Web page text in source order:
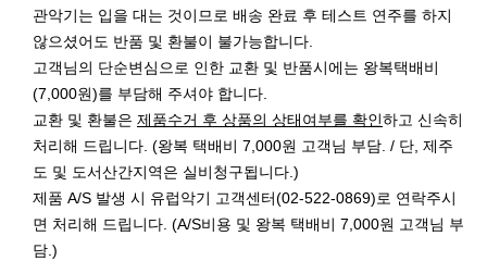
관악기는 입을 대는 것이므로 배송 완료 후 테스트 연주를 하지
않으셨어도 반품 및 환불이 불가능합니다.
고객님의 단순변심으로 인한 교환 및 반품시에는 왕복택배비
(7,000원)를 부담해 주셔야 합니다.
교환 및 환불은 제품수거 후 상품의 상태여부를 확인하고 신속히
처리해 드립니다. (왕복 택배비 7,000원 고객님 부담. / 단, 제주
도 및 도서산간지역은 실비청구됩니다.)
제품 A/S 발생 시 유럽악기 고객센터(02-522-0869)로 연락주시
면 처리해 드립니다. (A/S비용 및 왕복 택배비 7,000원 고객님 부
담.)